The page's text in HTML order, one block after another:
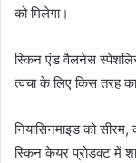
को मिलेगा।
स्किन एंड वैलनेस
त्वचा के लिए किस तरह
नियासिनमाइड को
स्किन केयर प्रोडक्ट में